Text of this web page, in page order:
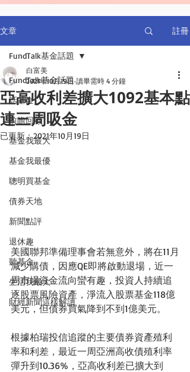
文章 註冊
FundTalk基金話題
話基金
前瞻回顧
基金我最大
基金我最優
聰明買基金
債券天地
新聞點評
退休趣
聽基金
生活我最大
財經新聞這樣解讀
FundTalk基金話題
亞高收利差擴大1092基本點
連三周吸金
白富美
2021年10月19日 讀畢需時 4 分鐘
已更新：2021年10月19日
美國聯邦準備理事會若無意外，將在11月
減少購債，因應QE即將啟動退場，近一
周市場資金流向蠻有趣，投資人持續追
逐股票風險資產，淨流入股票基金118億
美元，但債券買氣降到不到1億美元。
根據柏瑞投信追蹤的主要債券資產殖利
率和利差，最近一周亞洲高收債殖利率
彈升到10.36%，亞高收利差已擴大到